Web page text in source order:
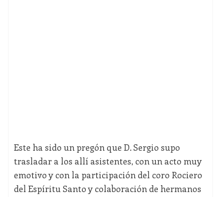
Este ha sido un pregón que D. Sergio supo
trasladar a los allí asistentes, con un acto muy
emotivo y con la participación del coro Rociero
del Espíritu Santo y colaboración de hermanos